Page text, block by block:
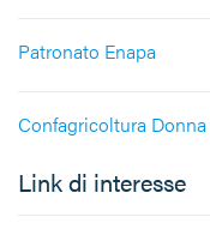
Patronato Enapa
Confagricoltura Donna
Link di interesse